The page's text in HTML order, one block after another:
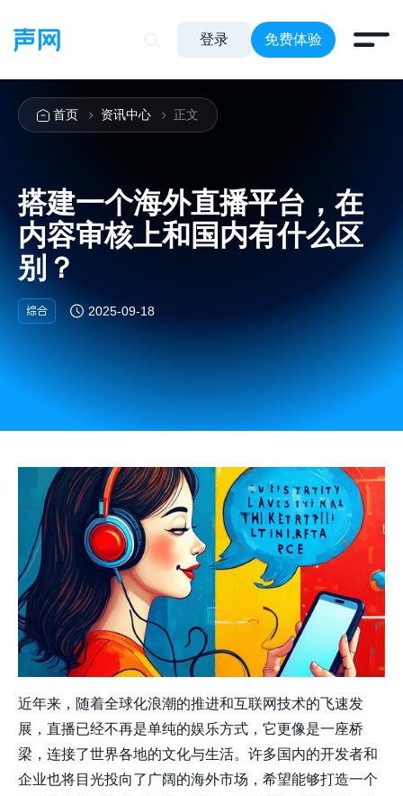
登录 免费体验
首页 资讯中心 正文
搭建一个海外直播平台，在
内容审核上和国内有什么区
别？
综合 2025-09-18
近年来，随着全球化浪潮的推进和互联网技术的飞速发
展，直播已经不再是单纯的娱乐方式，它更像是一座桥
梁，连接了世界各地的文化与生活。许多国内的开发者和
企业也将目光投向了广阔的海外市场，希望能够打造一个